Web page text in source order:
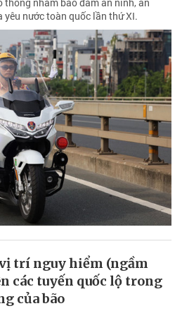
nước toàn quốc lần thứ XI.
trí nguy hiểm (ngầm
các tuyến quốc lộ trong
của bão